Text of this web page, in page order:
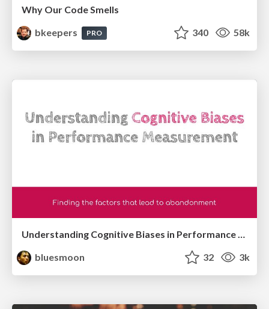
Why Our Code Smells
bkeepers
PRO 340 58k
bluesmoon
32 3k